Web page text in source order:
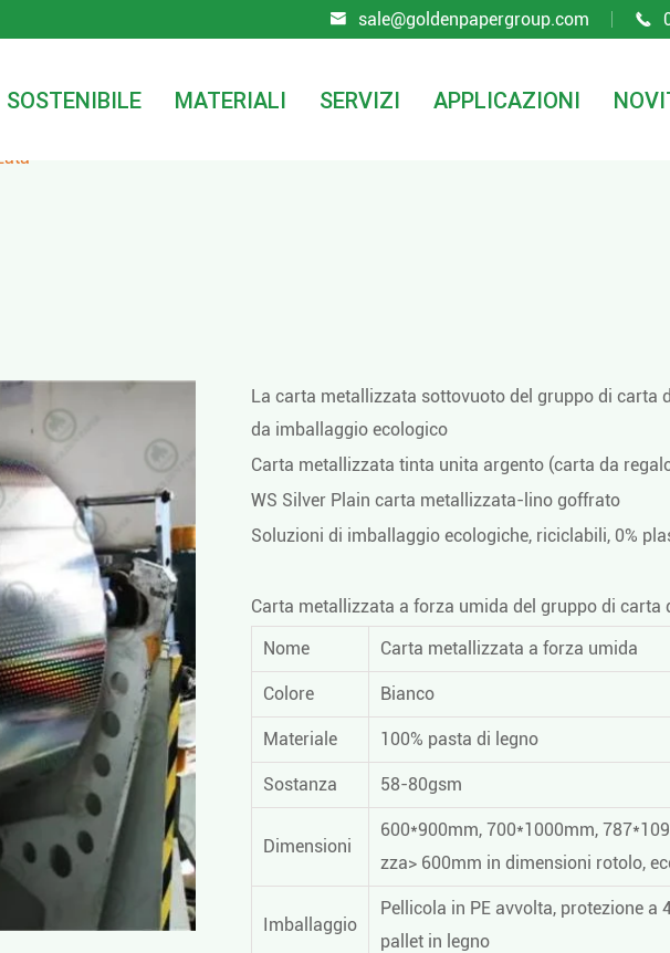
 sale@goldenpapergroup.com 
SOSTENIBILE MATERIALI SERVIZI APPLICAZIONI
La carta metallizzata sottovuoto del gruppo di carta
da imballaggio ecologico
Carta metallizzata tinta unita argento (carta da
WS Silver Plain carta metallizzata-lino goffrato
Soluzioni di imballaggio ecologiche, riciclabili, 0%
Carta metallizzata a forza umida del gruppo di carta
Nome
Carta metallizzata a forza umida
Colore Bianco
Materiale 100% pasta di legno
Sostanza 58-80gsm
Dimensioni
600*900mm, 700*1000mm,
zza> 600mm in dimensioni rotolo,
Imballaggio
Pellicola in PE avvolta, protezione a
pallet in legno